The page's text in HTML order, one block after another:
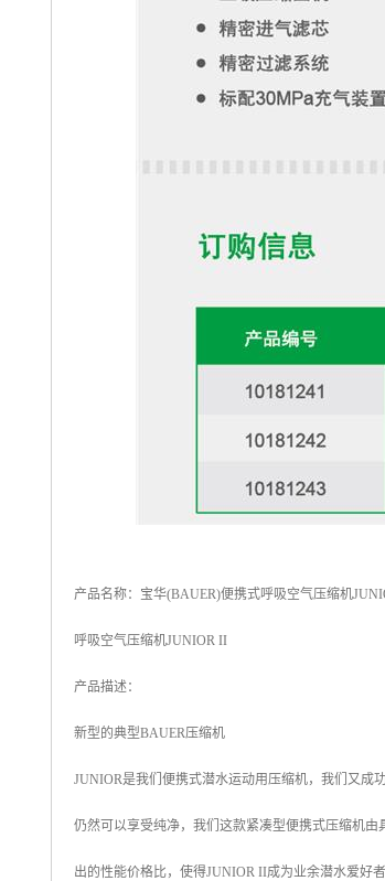
产品名称：宝华(BAUER)便携式呼吸空气压缩机
呼吸空气压缩机JUNIOR II
产品描述：
新型的典型BAUER压缩机
JUNIOR是我们便携式潜水运动用压缩机，我们又成
仍然可以享受纯净，我们这款紧凑型便携式压缩机
出的性能价格比，使得JUNIOR II成为业余潜水爱好者